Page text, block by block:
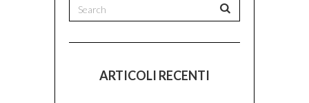
ARTICOLI RECENTI